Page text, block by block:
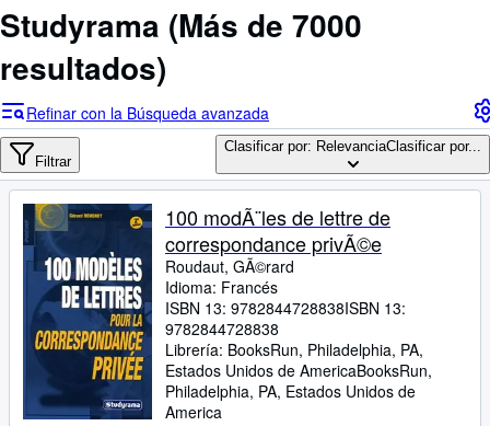
Mi cuenta
Consultar mis pedidos
Búsqueda avanzada
Colecciones
Libros antiguos
Arte y coleccionismo
Vendedores
Comenzar a vender
Ayuda
CERRAR
Studyrama (Más de 7000
resultados)
Refinar con la Búsqueda avanzada
Filtrar
Clasificar por: RelevanciaClasificar por...
100 modÃ¨les de lettre de
correspondance privÃ©e
Roudaut, GÃ©rard
Idioma: Francés
ISBN 13: 9782844728838ISBN 13:
9782844728838
Librería: BooksRun, Philadelphia, PA,
Estados Unidos de AmericaBooksRun,
Philadelphia, PA, Estados Unidos de
America